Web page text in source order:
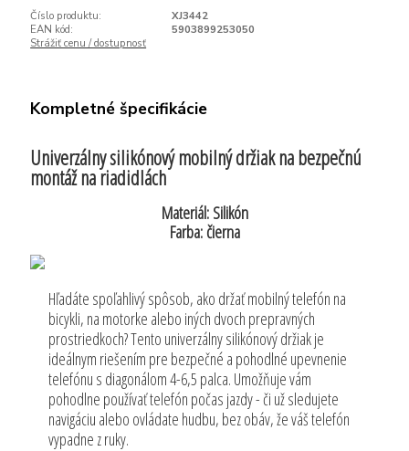
Číslo produktu:
XJ3442
EAN kód:
5903899253050
Strážiť cenu / dostupnosť
Kompletné špecifikácie
Univerzálny silikónový mobilný držiak na bezpečnú
montáž na riadidlách
Materiál: Silikón
Farba: čierna
Hľadáte spoľahlivý spôsob, ako držať mobilný telefón na
bicykli, na motorke alebo iných dvoch prepravných
prostriedkoch? Tento univerzálny silikónový držiak je
ideálnym riešením pre bezpečné a pohodlné upevnenie
telefónu s diagonálom 4-6,5 palca. Umožňuje vám
pohodlne používať telefón počas jazdy - či už sledujete
navigáciu alebo ovládate hudbu, bez obáv, že váš telefón
vypadne z ruky.